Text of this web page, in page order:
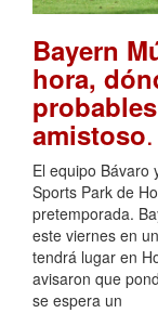
Bayern
hora,
amistoso
El equipo Bávaro
Sports Park de
pretemporada.
este viernes en
tendrá lugar en
avisaron que
se espera un